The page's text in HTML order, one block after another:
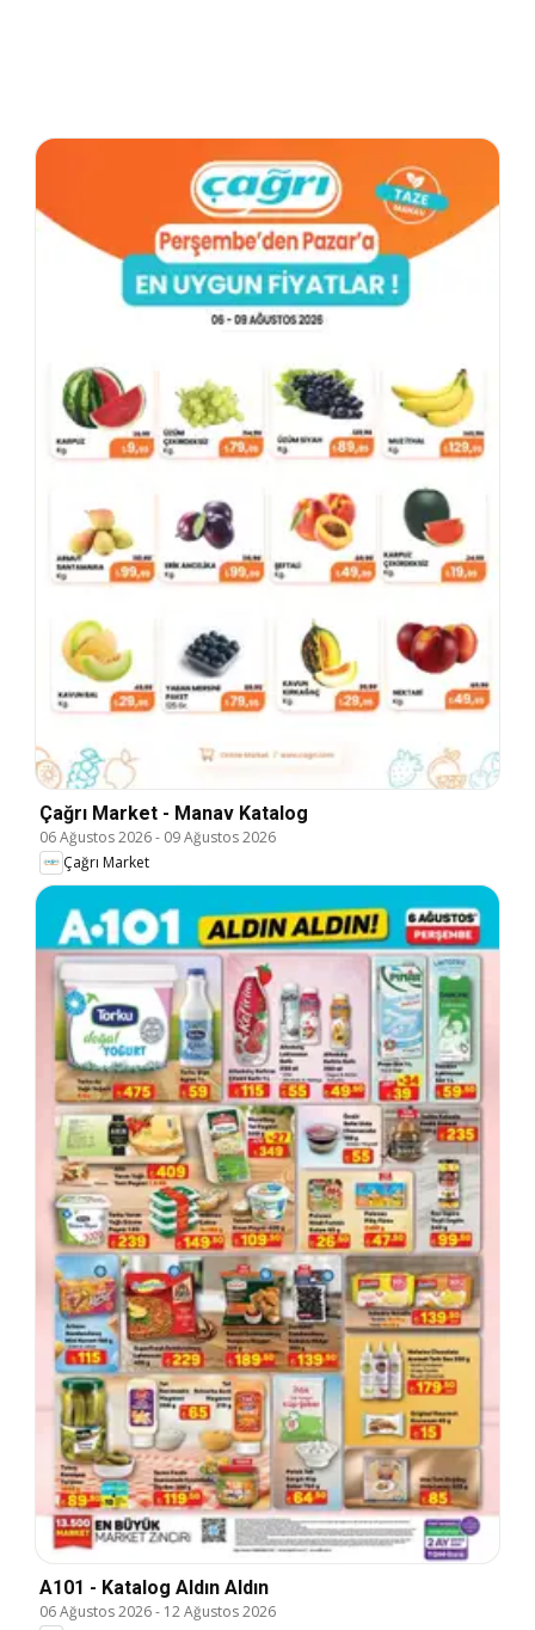
Çağrı Market - Manav Katalog
06 Ağustos 2026- 09 Ağustos 2026
Çağrı Market
A101 - Katalog Aldın Aldın
06 Ağustos 2026- 12 Ağustos 2026